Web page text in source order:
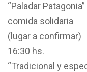
“Paladar Patagonia”
comida solidaria
(lugar a confirmar)
16:30 hs.
“Tradicional y